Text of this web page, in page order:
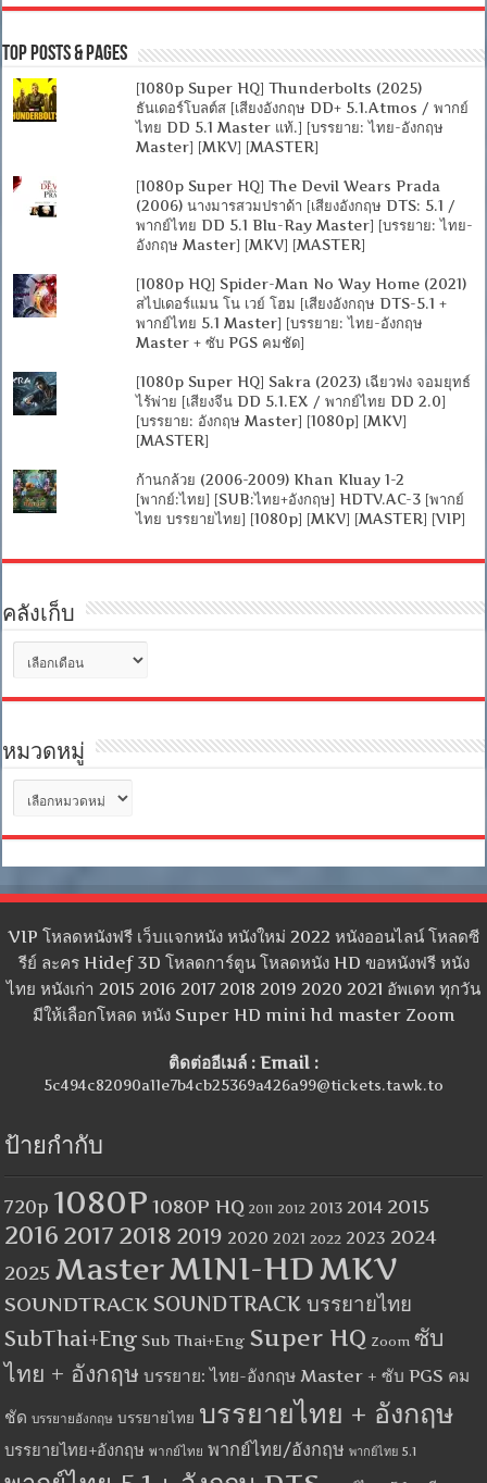
Top Posts & Pages
[1080p Super HQ] Thunderbolts (2025)
ธันเดอร์โบลต์ส [เสียงอังกฤษ DD+ 5.1.Atmos / พากย์
ไทย DD 5.1 Master แท้.] [บรรยาย: ไทย-อังกฤษ
Master] [MKV] [MASTER]
[1080p Super HQ] The Devil Wears Prada
(2006) นางมารสวมปราด้า [เสียงอังกฤษ DTS: 5.1 /
พากย์ไทย DD 5.1 Blu-Ray Master] [บรรยาย: ไทย-
อังกฤษ Master] [MKV] [MASTER]
[1080p HQ] Spider-Man No Way Home (2021)
สไปเดอร์แมน โน เวย์ โฮม [เสียงอังกฤษ DTS-5.1 +
พากย์ไทย 5.1 Master] [บรรยาย: ไทย-อังกฤษ
Master + ซับ PGS คมชัด]
[1080p Super HQ] Sakra (2023) เฉียวฟง จอมยุทธ์
ไร้พ่าย [เสียงจีน DD 5.1.EX / พากย์ไทย DD 2.0]
[บรรยาย: อังกฤษ Master] [1080p] [MKV]
[MASTER]
ก้านกล้วย (2006-2009) Khan Kluay 1-2
[พากย์:ไทย] [SUB:ไทย+อังกฤษ] HDTV.AC-3 [พากย์
ไทย บรรยายไทย] [1080p] [MKV] [MASTER] [VIP]
คลังเก็บ
เก็บ
หมวดหมู่
หมู่
VIP โหลดหนังฟรี เว็บแจกหนัง หนังใหม่ 2022 หนังออนไลน์ โหลดซี
รีย์ ละคร Hidef 3D โหลดการ์ตูน โหลดหนัง HD ขอหนังฟรี หนัง
ไทย หนังเก่า 2015 2016 2017 2018 2019 2020 2021 อัพเดท ทุกวัน
มีให้เลือกโหลด หนัง Super HD mini hd master Zoom
ติดต่ออีเมล์ : Email :
5c494c82090a11e7b4cb25369a426a99@tickets.tawk.to
ป้ายกำกับ
720p 1080P 1080P HQ 2011 2012 2013 2014 2015
2016 2017 2018 2019 2020 2021 2022 2023 2024
2025 MasterMINI-HDMKV
SOUNDTRACK SOUNDTRACK บรรยายไทย
SubThai+Eng Sub Thai+Eng Super HQ Zoom ซับ
ไทย + อังกฤษ บรรยาย: ไทย-อังกฤษ Master + ซับ PGS คม
ชัด บรรยายอังกฤษ บรรยายไทย บรรยายไทย + อังกฤษ
บรรยายไทย+อังกฤษ พากย์ไทย พากย์ไทย/อังกฤษ พากย์ไทย 5.1